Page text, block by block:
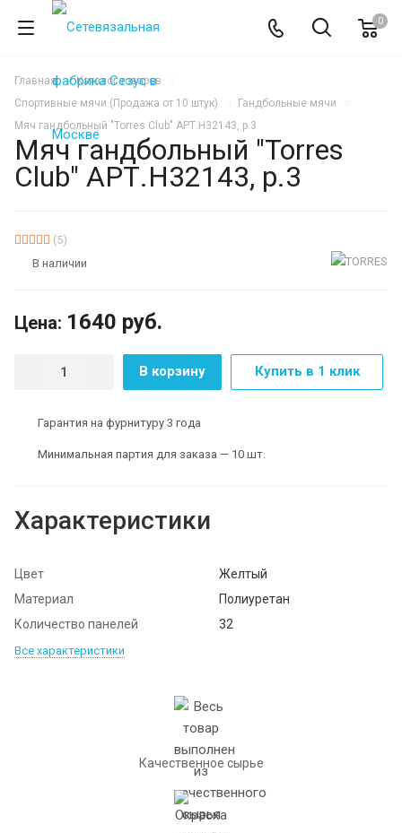
0
Главная
Каталог товаров
Спортивные мячи (Продажа от 10 штук)
Гандбольные мячи
Мяч гандбольный "Torres Club" АРТ.H32143, р.3
Мяч гандбольный "Torres
Club" АРТ.H32143, р.3
(5)
В наличии
Цена: 1640 руб.
В корзину Купить в 1 клик
Гарантия на фурнитуру 3 года
Минимальная партия для заказа — 10 шт.
Характеристики
Цвет
Желтый
Материал
Полиуретан
Количество панелей
32
Все характеристики
Качественное сырье